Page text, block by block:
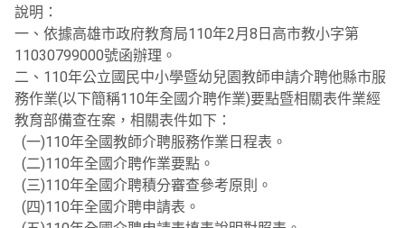
說明：
一、依據高雄市政府教育局110年2月8日高市教小字第
11030799000號函辦理。
二、110年公立國民中小學暨幼兒園教師申請介聘他縣市服
務作業(以下簡稱110年全國介聘作業)要點暨相關表件業經
教育部備查在案，相關表件如下：
(一)110年全國教師介聘服務作業日程表。
(二)110年全國介聘作業要點。
(三)110年全國介聘積分審查參考原則。
(四)110年全國介聘申請表。